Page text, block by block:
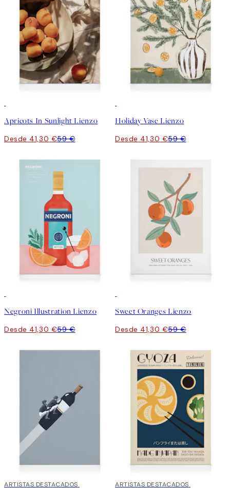
Apricots In Sunlight Lienzo
Desde 41,30 €59 €
Holiday Vase Lienzo
Desde 41,30 €59 €
Negroni Illustration Lienzo
Desde 41,30 €59 €
Sweet Oranges Lienzo
Desde 41,30 €59 €
30%*
ARTISTAS DESTACADOS 30%*
ARTISTAS DESTACADOS